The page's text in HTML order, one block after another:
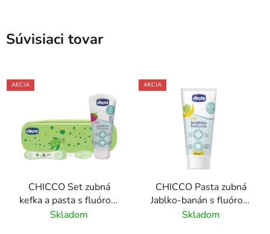
Súvisiaci tovar
AKCIA
CHICCO Set zubná
kefka a pasta s fluórom
v puzdre Always
Skladom
AKCIA
CHICCO Pasta zubná
Jablko-banán s fluórom
50ml, 6-24m
Skladom